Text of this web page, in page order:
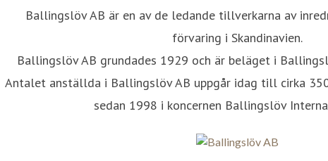
Ballingslöv AB är en av de ledande tillverkarna av
förvaring i Skandinavien.
Ballingslöv AB grundades 1929 och är beläget i
Antalet anställda i Ballingslöv AB uppgår idag till cirka
sedan 1998 i koncernen Ballingslöv